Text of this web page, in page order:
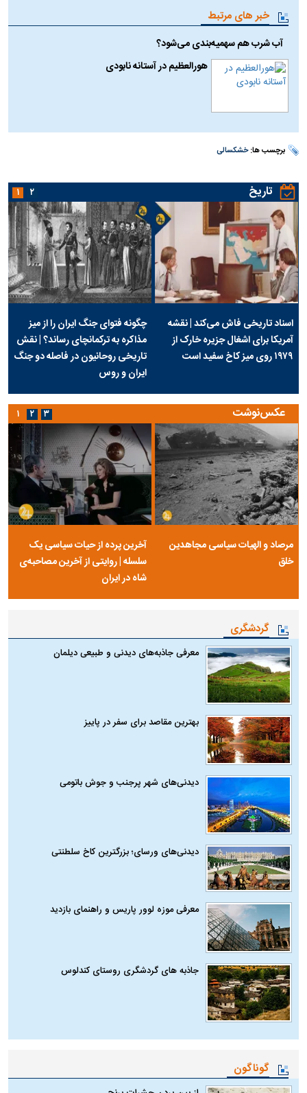
خبر های مرتبط
آب شرب هم سهمیه‌بندی می‌شود؟
هورالعظیم در آستانه نابودی
برچسب ها:خشکسالی
تاریخ
اسناد تاریخی فاش می‌کند | نقشه
آمریکا برای اشغال جزیره خارک از
۱۹۷۹ روی میز کاخ سفید است
چگونه فتوای جنگ ایران را از میز
مذاکره به ترکمانچای رساند؟ | نقش
تاریخی روحانیون در فاصله دو جنگ
ایران و روس
۱ ۲
عکس‌نوشت
مرصاد و الهیات سیاسی مجاهدین
خلق
آخرین پرده از حیات سیاسی یک
سلسله | روایتی از آخرین مصاحبه‌ی
شاه در ایران
۱ ۲ ۳
گردشگری
معرفی جاذبه‌های دیدنی و طبیعی دیلمان
بهترین مقاصد برای سفر در پاییز
دیدنی‌های شهر پرجنب و جوش باتومی
دیدنی‌های ورسای؛ بزرگترین کاخ سلطنتی
معرفی موزه لوور پاریس و راهنمای بازدید
جاذبه های گردشگری روستای کندلوس
گوناگون